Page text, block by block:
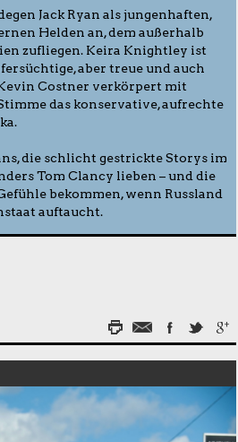
Jack Ryan als jungenhaften,
Helden an, dem außerhalb
zufliegen. Keira Knightley ist
aber treue und auch
Costner verkörpert mit
das konservative, aufrechte
die schlicht gestrickte Storys im
Tom Clancy lieben – und die
bekommen, wenn Russland
auftaucht.